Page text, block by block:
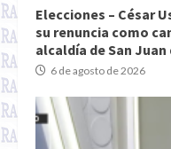
Elecciones – César
su renuncia como
alcaldía de San
6 de agosto de 2026